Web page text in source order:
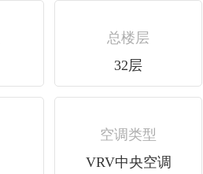
总楼层
32层
空调类型
VRV中央空调